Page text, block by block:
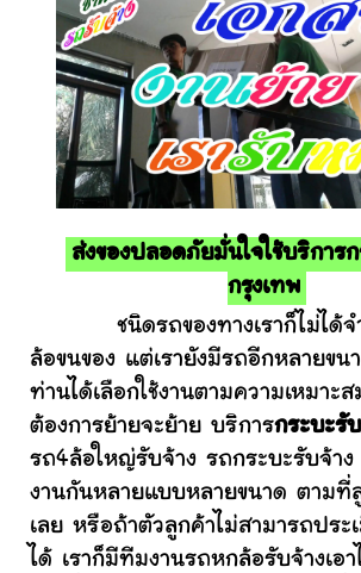
ส่งของปลอดภัยมั่นใจใช้บริการ
กรุงเทพ
ชนิดรถของทางเราก็ไม่ได้จำ
ล้อขนของ แต่เรายังมีรถอีกหลายขน
ท่านได้เลือกใช้งานตามความเหมาะ
ต้องการย้ายจะย้าย บริการกระบะรั
รถ4ล้อใหญ่รับจ้าง รถกระบะรับจ้าง
งานกันหลายแบบหลายขนาด ตามที่
เลย หรือถ้าตัวลูกค้าไม่สามารถประ
ได้ เราก็มีทีมงานรถหกล้อรับจ้างเอา